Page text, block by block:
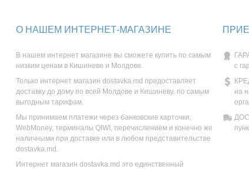
О НАШЕМ ИНТЕРНЕТ-МАГАЗИНЕ
В нашем интернет магазине вы сможете купить по самым
низким ценам в Кишиневе и Молдове.
Только интернет магазин dostavka.md предоставляет
доставку до дому по всей Молдове и Кишиневу, по самым
выгодным тарифам.
Мы принимаем платежи через банковские карточки,
WebMoney, терминалы QIWI, перечислением и конечно же
наличными при доставке или в любом представительстве
dostavka.md.
Интернет магазин dostavka.md это единственный
с
на